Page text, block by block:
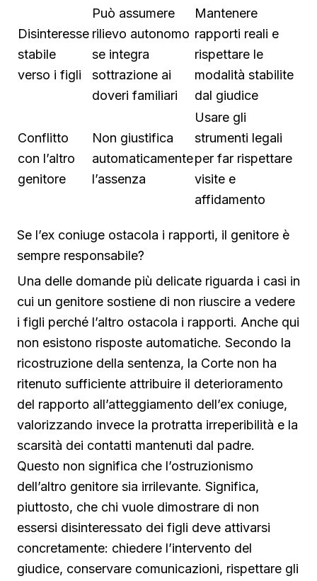
Disinteresse
stabile
verso i figli
Può assumere
rilievo autonomo
se integra
sottrazione ai
doveri familiari
Mantenere
rapporti reali e
rispettare le
modalità stabilite
dal giudice
Conflitto
con l’altro
genitore
Non giustifica
automaticamente
l’assenza
Usare gli
strumenti legali
per far rispettare
visite e
affidamento
Se l’ex coniuge ostacola i rapporti, il genitore è
sempre responsabile?
Una delle domande più delicate riguarda i casi in
cui un genitore sostiene di non riuscire a vedere
i figli perché l’altro ostacola i rapporti. Anche qui
non esistono risposte automatiche. Secondo la
ricostruzione della sentenza, la Corte non ha
ritenuto sufficiente attribuire il deterioramento
del rapporto all’atteggiamento dell’ex coniuge,
valorizzando invece la protratta irreperibilità e la
scarsità dei contatti mantenuti dal padre.
Questo non significa che l’ostruzionismo
dell’altro genitore sia irrilevante. Significa,
piuttosto, che chi vuole dimostrare di non
essersi disinteressato dei figli deve attivarsi
concretamente: chiedere l’intervento del
giudice, conservare comunicazioni, rispettare gli